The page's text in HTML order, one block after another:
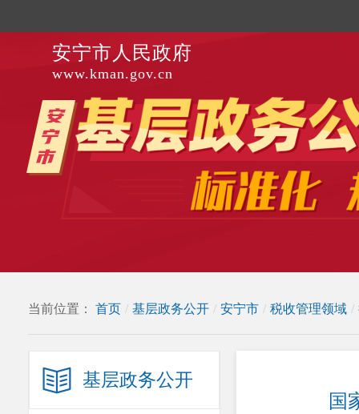
安宁市人民政府
www.kman.gov.cn
当前位置： 首页 / 基层政务公开 / 安宁市 / 税收管理领域 /
基层政务公开
国